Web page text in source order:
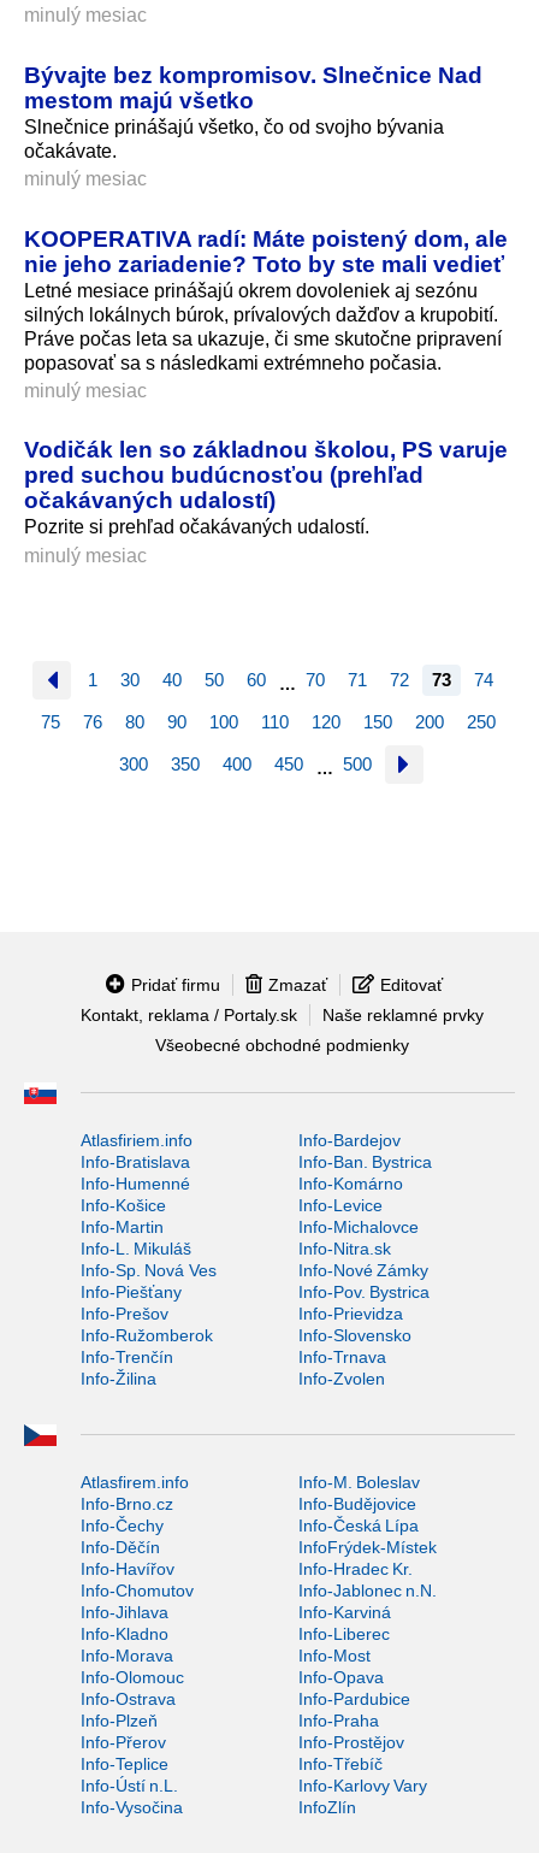
minulý mesiac
Bývajte bez kompromisov. Slnečnice Nad
mestom majú všetko
Slnečnice prinášajú všetko, čo od svojho bývania
očakávate.
minulý mesiac
KOOPERATIVA radí: Máte poistený dom, ale
nie jeho zariadenie? Toto by ste mali vedieť
Letné mesiace prinášajú okrem dovoleniek aj sezónu
silných lokálnych búrok, prívalových dažďov a krupobití.
Práve počas leta sa ukazuje, či sme skutočne pripravení
popasovať sa s následkami extrémneho počasia.
minulý mesiac
Vodičák len so základnou školou, PS varuje
pred suchou budúcnosťou (prehľad
očakávaných udalostí)
Pozrite si prehľad očakávaných udalostí.
minulý mesiac
1 30 40 50 60 … 70 71 72 73 74
75 76 80 90 100 110 120 150 200 250
300 350 400 450 … 500
Pridať firmu Zmazať
Editovať
Kontakt, reklama / Portaly.sk
Naše reklamné prvky
Všeobecné obchodné podmienky
Atlasfiriem.info
Info-Bardejov
Info-Bratislava
Info-Ban. Bystrica
Info-Humenné
Info-Komárno
Info-Košice
Info-Levice
Info-Martin
Info-Michalovce
Info-L. Mikuláš
Info-Nitra.sk
Info-Sp. Nová Ves
Info-Nové Zámky
Info-Piešťany
Info-Pov. Bystrica
Info-Prešov
Info-Prievidza
Info-Ružomberok
Info-Slovensko
Info-Trenčín
Info-Trnava
Info-Žilina
Info-Zvolen
Atlasfirem.info
Info-M. Boleslav
Info-Brno.cz
Info-Budějovice
Info-Čechy
Info-Česká Lípa
Info-Děčín
InfoFrýdek-Místek
Info-Havířov
Info-Hradec Kr.
Info-Chomutov
Info-Jablonec n.N.
Info-Jihlava
Info-Karviná
Info-Kladno
Info-Liberec
Info-Morava
Info-Most
Info-Olomouc
Info-Opava
Info-Ostrava
Info-Pardubice
Info-Plzeň
Info-Praha
Info-Přerov
Info-Prostějov
Info-Teplice
Info-Třebíč
Info-Ústí n.L.
Info-Karlovy Vary
Info-Vysočina
InfoZlín